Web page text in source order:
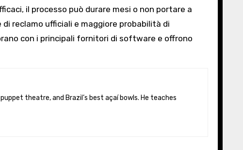
il processo può durare mesi o non portare a
reclamo ufficiali e maggiore probabilità di
con i principali fornitori di software e offrono